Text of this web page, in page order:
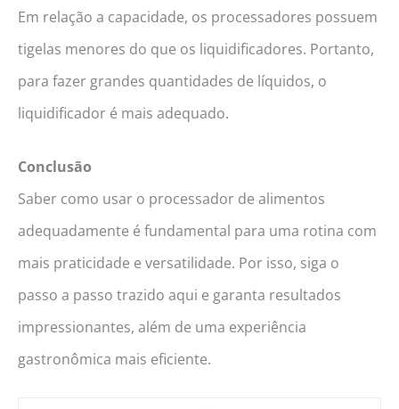
Em relação a capacidade, os processadores possuem
tigelas menores do que os liquidificadores. Portanto,
para fazer grandes quantidades de líquidos, o
liquidificador é mais adequado.
Conclusão
Saber como usar o processador de alimentos
adequadamente é fundamental para uma rotina com
mais praticidade e versatilidade. Por isso, siga o
passo a passo trazido aqui e garanta resultados
impressionantes, além de uma experiência
gastronômica mais eficiente.